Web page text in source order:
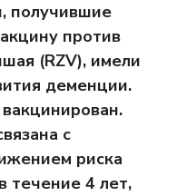
получившие
против
(RZV), имели
деменции.
с
риска
течение 4 лет,